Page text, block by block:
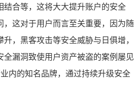
结合等，这将大大提升账户的安全
，这对于用户而言至关重要，因为随
，黑客攻击等安全威胁与日俱增，
全漏洞致使用户资产被盗的案例屡见
内的知名品牌，通过持续升级安全